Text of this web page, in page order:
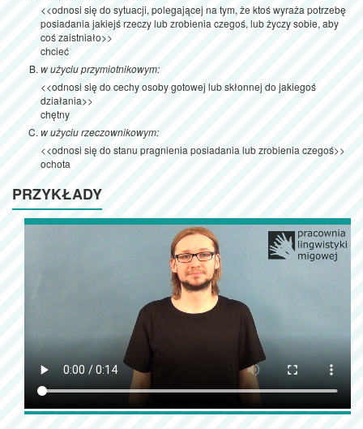
<<odnosi się do sytuacji, polegającej na tym, że ktoś wyraża potrzebę
posiadania jakiejś rzeczy lub zrobienia czegoś, lub życzy sobie, aby
coś zaistniało>>
chcieć
w użyciu przymiotnikowym:
<<odnosi się do cechy osoby gotowej lub skłonnej do jakiegoś
działania>>
chętny
w użyciu rzeczownikowym:
<<odnosi się do stanu pragnienia posiadania lub zrobienia czegoś>>
ochota
PRZYKŁADY